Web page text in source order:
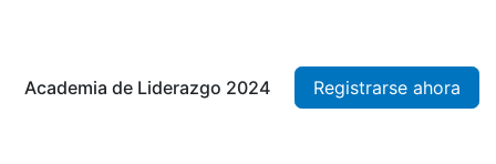
Academia de Liderazgo 2024 Registrarse ahora